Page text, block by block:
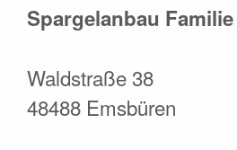
Spargelanbau
Waldstraße 38
48488 Emsbüren